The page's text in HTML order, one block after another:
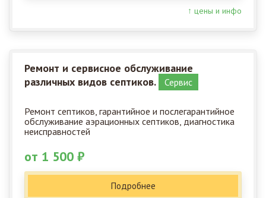
↑ цены и инфо
Ремонт и сервисное обслуживание
различных видов септиков.
Сервис
Ремонт септиков, гарантийное и послегарантийное
обслуживание аэрационных септиков, диагностика
неисправностей
от 1 500 ₽
Подробнее